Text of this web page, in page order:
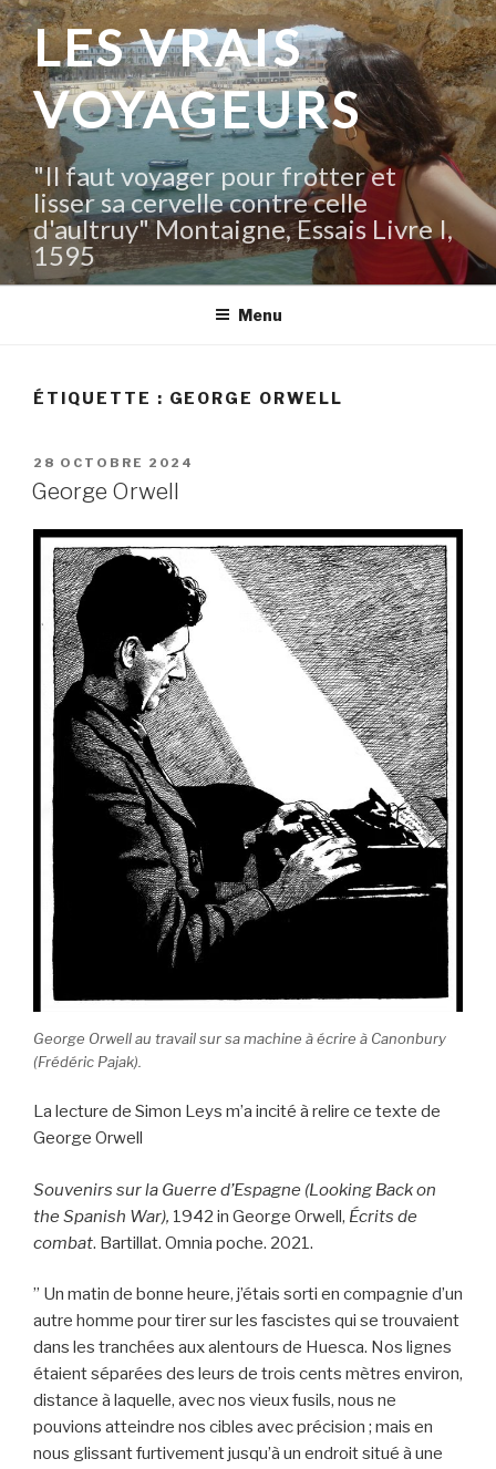
Aller
au
contenu
principal
LES VRAIS
VOYAGEURS
"Il faut voyager pour frotter et
lisser sa cervelle contre celle
d'aultruy" Montaigne, Essais Livre I,
1595
Menu
ÉTIQUETTE : GEORGE ORWELL
PUBLIÉ
LE
28 OCTOBRE 2024
George Orwell
George Orwell au travail sur sa machine à écrire à Canonbury
(Frédéric Pajak).
La lecture de Simon Leys m’a incité à relire ce texte de
George Orwell
Souvenirs sur la Guerre d’Espagne (Looking Back on
the Spanish War), 1942 in George Orwell, Écrits de
combat. Bartillat. Omnia poche. 2021.
” Un matin de bonne heure, j’étais sorti en compagnie d’un
autre homme pour tirer sur les fascistes qui se trouvaient
dans les tranchées aux alentours de Huesca. Nos lignes
étaient séparées des leurs de trois cents mètres environ,
distance à laquelle, avec nos vieux fusils, nous ne
pouvions atteindre nos cibles avec précision ; mais en
nous glissant furtivement jusqu’à un endroit situé à une